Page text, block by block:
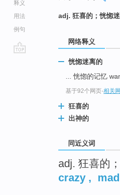
释义
用法
例句
adj. 狂喜的；恍惚
网络释义
恍惚迷离的
... 恍惚的记忆
基于92个网页-相关
狂喜的
出神的
同近义词
adj. 狂喜的
crazy , mad